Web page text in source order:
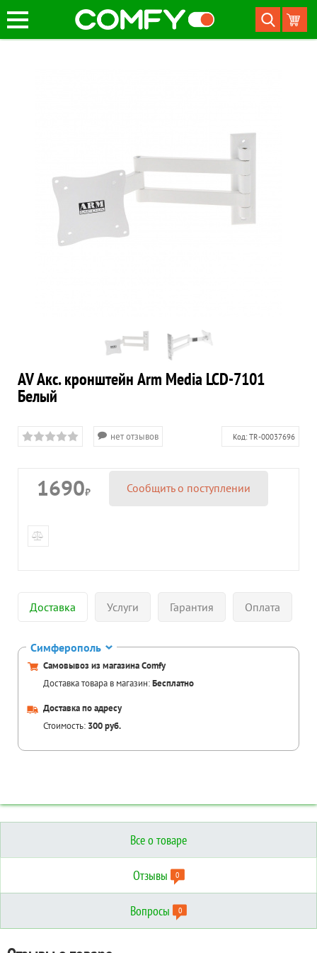
AV Акс. кронштейн Arm Media LCD-7101
Белый
нет отзывов Код: TR-00037696
1690₽ Сообщить о поступлении
Доставка Услуги Гарантия Оплата
Симферополь
Самовывоз из магазина Comfy
Доставка товара в магазин:Бесплатно
Доставка по адресу
Стоимость: 300 руб.
Все о товаре
Отзывы 0
Вопросы 0